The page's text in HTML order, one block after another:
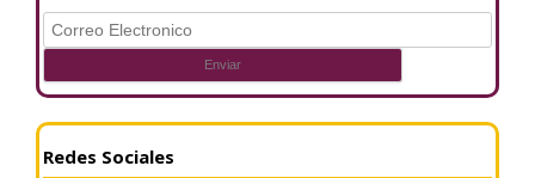
Redes Sociales